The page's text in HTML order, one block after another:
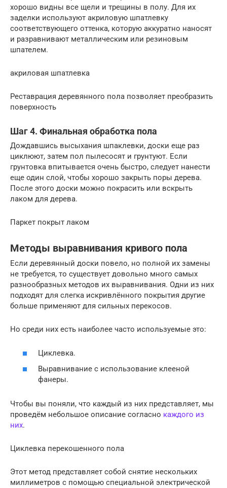
хорошо видны все щели и трещины в полу. Для их
заделки используют акриловую шпатлевку
соответствующего оттенка, которую аккуратно наносят
и разравнивают металлическим или резиновым
шпателем.
акриловая шпатлевка
Реставрация деревянного пола позволяет преобразить
поверхность
Шаг 4. Финальная обработка пола
Дождавшись высыхания шпаклевки, доски еще раз
циклюют, затем пол пылесосят и грунтуют. Если
грунтовка впитывается очень быстро, следует нанести
еще один слой, чтобы хорошо закрыть поры дерева.
После этого доски можно покрасить или вскрыть
лаком для дерева.
Паркет покрыт лаком
Методы выравнивания кривого пола
Если деревянный доски повело, но полной их замены
не требуется, то существует довольно много самых
разнообразных методов их выравнивания. Одни из них
подходят для слегка искривлённого покрытия другие
больше применяют для сильных перекосов.
Но среди них есть наиболее часто используемые это:
Циклевка.
Выравнивание с использование клееной
фанеры.
Чтобы вы поняли, что каждый из них представляет, мы
проведём небольшое описание согласно каждого из
них.
Циклевка перекошенного пола
Этот метод представляет собой снятие нескольких
миллиметров с помощью специальной электрической